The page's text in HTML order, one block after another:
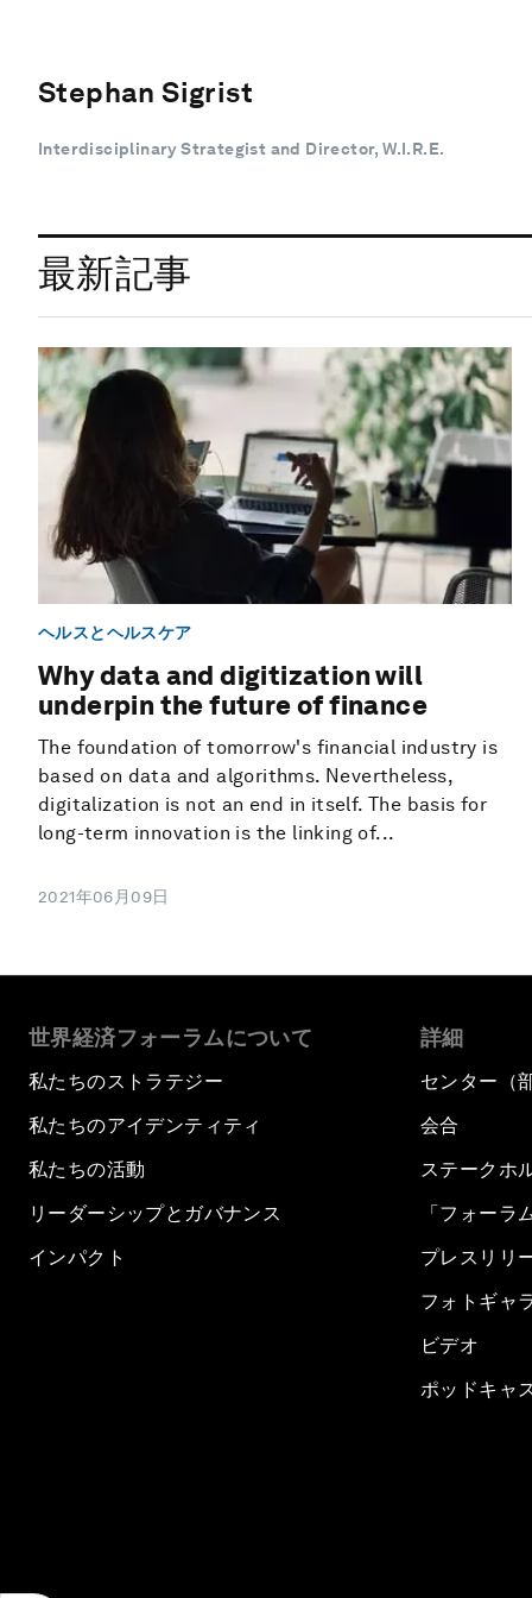
Stephan Sigrist
Interdisciplinary Strategist and Director, W.I.R.E.
最新記事
ヘルスとヘルスケア
Why data and digitization will
underpin the future of finance
The foundation of tomorrow's financial industry is
based on data and algorithms. Nevertheless,
digitalization is not an end in itself. The basis for
long-term innovation is the linking of...
2021年06月09日
世界経済フォーラムについて
私たちのストラテジー
私たちのアイデンティティ
私たちの活動
リーダーシップとガバナンス
インパクト
詳細
センター（
会合
ステークホ
「フォーラ
プレスリリ
フォトギャ
ビデオ
ポッドキャ